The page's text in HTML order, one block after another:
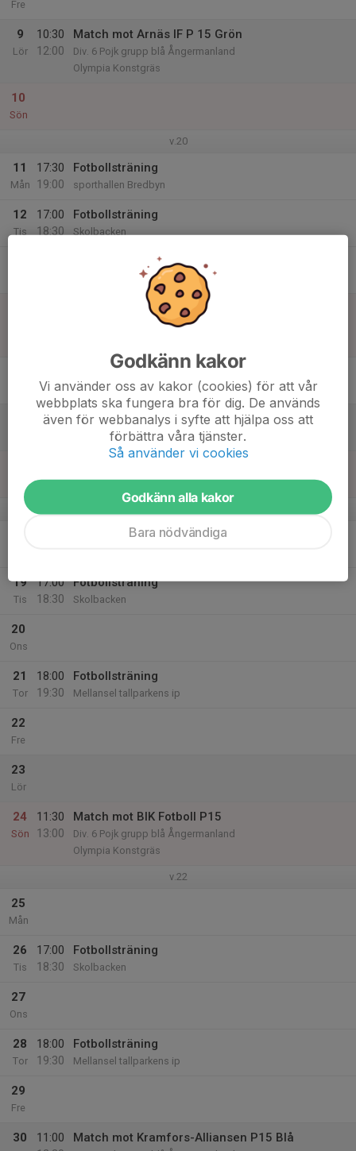
Fre
9
Lör
10:30
12:00
Match mot Arnäs IF P 15 Grön
Div. 6 Pojk grupp blå Ångermanland
Olympia Konstgräs
10
Sön
v.20
11
Mån
17:30
19:00
Fotbollsträning
sporthallen Bredbyn
12
Tis
17:00
18:30
Fotbollsträning
Skolbacken
Match mot Arnäs IF P-15 Gul
Div. 6 Pojk grupp blå Ångermanland
19
Tis
17:00
18:30
Fotbollsträning
Skolbacken
20
Ons
21
Tor
18:00
19:30
Fotbollsträning
Mellansel tallparkens ip
22
Fre
23
Lör
24
Sön
11:30
13:00
Match mot BIK Fotboll P15
Div. 6 Pojk grupp blå Ångermanland
Olympia Konstgräs
v.22
25
Mån
26
Tis
17:00
18:30
Fotbollsträning
Skolbacken
27
Ons
28
Tor
18:00
19:30
Fotbollsträning
Mellansel tallparkens ip
29
Fre
30
11:00
Match mot Kramfors-Alliansen P15 Blå
Godkänn kakor
Vi använder oss av kakor (cookies) för att vår
webbplats ska fungera bra för dig. De används
även för webbanalys i syfte att hjälpa oss att
förbättra våra tjänster.
Så använder vi cookies
Godkänn alla kakor
Bara nödvändiga